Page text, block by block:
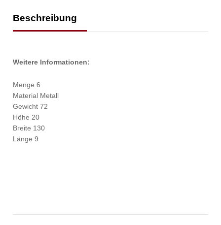
Beschreibung
Weitere Informationen:
Menge 6
Material Metall
Gewicht 72
Höhe 20
Breite 130
Länge 9